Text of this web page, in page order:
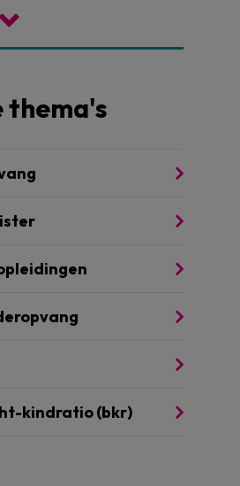
thema's
kindratio (bkr)